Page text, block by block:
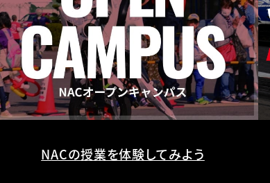
NACの授業を体験してみよう